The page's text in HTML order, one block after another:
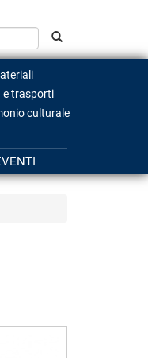
e trasporti
culturale